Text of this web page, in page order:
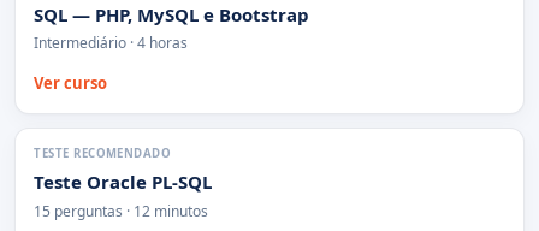
SQL — PHP, MySQL e Bootstrap
Intermediário · 4 horas
Ver curso
TESTE RECOMENDADO
Teste Oracle PL-SQL
15 perguntas · 12 minutos